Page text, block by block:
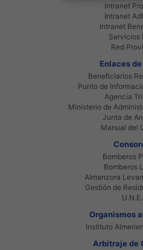
Intranet
Intranet
Intranet
Servicios
Red
Enlaces
Beneficiarios
Punto de
Agencia
Ministerio de
Junta de
Manual del
Bomberos
Bomberos
Almanzora
Gestión de
Organismos
Instituto
Arbitraje de